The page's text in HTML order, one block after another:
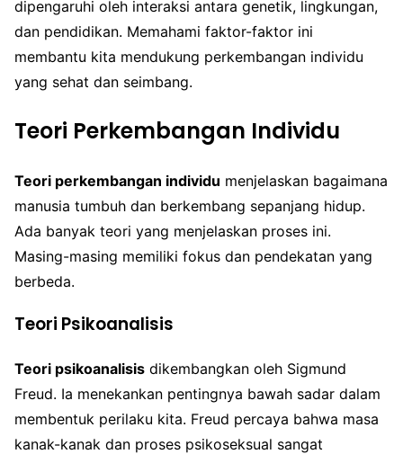
dipengaruhi oleh interaksi antara genetik, lingkungan,
dan pendidikan. Memahami faktor-faktor ini
membantu kita mendukung perkembangan individu
yang sehat dan seimbang.
Teori Perkembangan Individu
Teori perkembangan individu menjelaskan bagaimana
manusia tumbuh dan berkembang sepanjang hidup.
Ada banyak teori yang menjelaskan proses ini.
Masing-masing memiliki fokus dan pendekatan yang
berbeda.
Teori Psikoanalisis
Teori psikoanalisis dikembangkan oleh Sigmund
Freud. Ia menekankan pentingnya bawah sadar dalam
membentuk perilaku kita. Freud percaya bahwa masa
kanak-kanak dan proses psikoseksual sangat